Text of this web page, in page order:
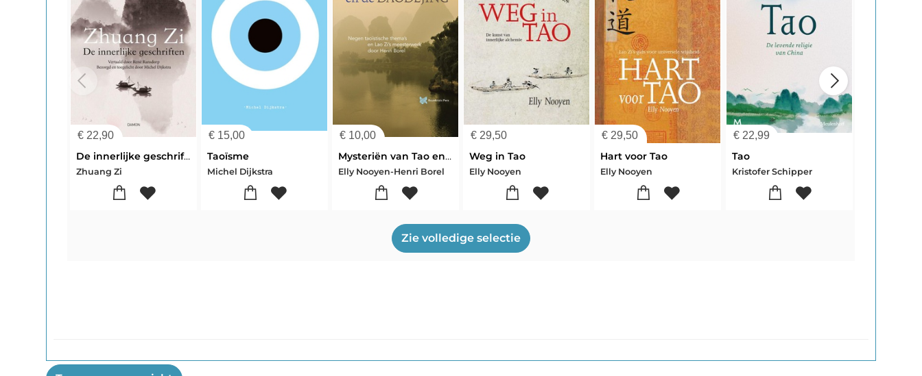
€22,90
De innerlijke geschriften
Zhuang Zi
€15,00
Taoïsme
Michel Dijkstra
€ 10,00
Mysteriën van Tao en de Daodejing
Elly Nooyen-Henri Borel
€ 29,50
Weg in Tao
Elly Nooyen
€ 29,50
Hart voor Tao
Elly Nooyen
€22,99
Tao
Kristofer Schipper
Zie volledige selectie